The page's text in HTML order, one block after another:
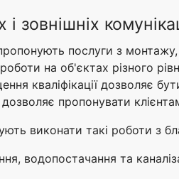
зовнішніх
послуги з
на об'єктах різного
кваліфікації дозволяє
дозволяє пропонувати
виконати такі роботи з
водопостачання та